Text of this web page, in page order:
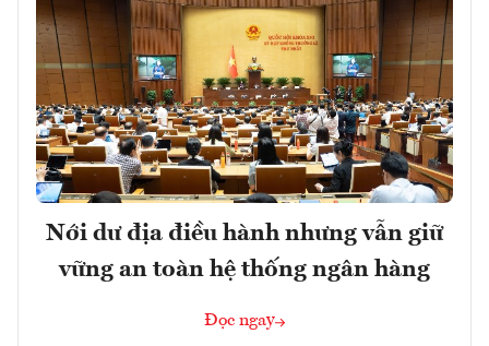
Nới dư địa điều hành nhưng vẫn giữ
vững an toàn hệ thống ngân hàng
Đọc ngay